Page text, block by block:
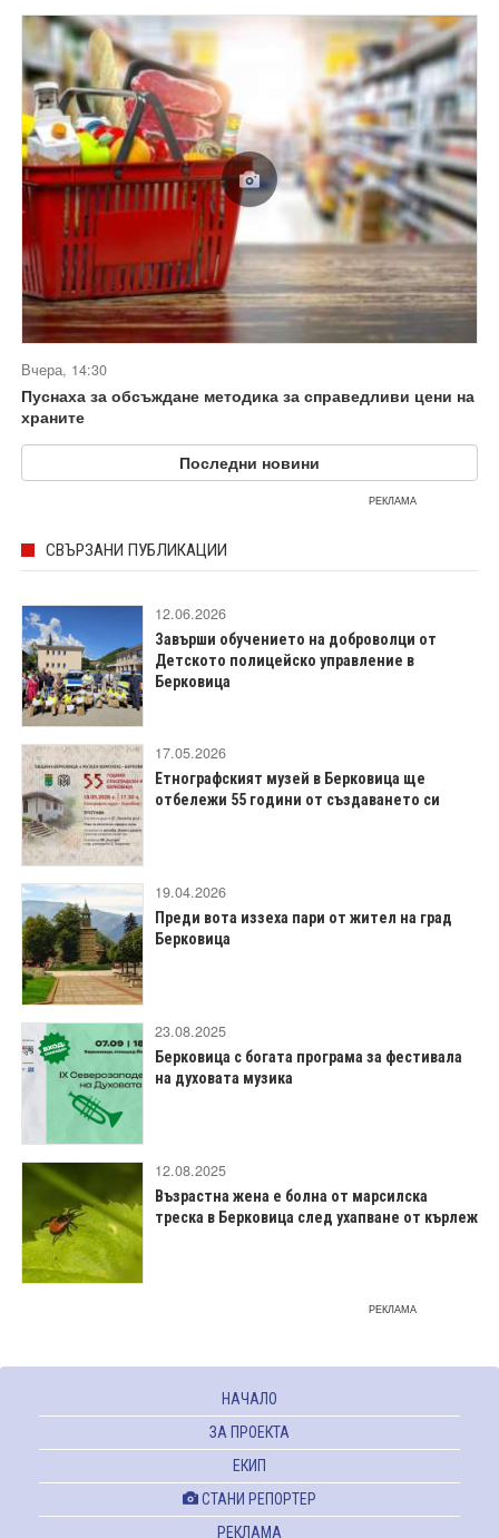
Вчера, 14:30
Пуснаха за обсъждане методика за справедливи цени на
храните
Последни новини
РЕКЛАМА
СВЪРЗАНИ ПУБЛИКАЦИИ
12.06.2026
Завърши обучението на доброволци от
Детското полицейско управление в
Берковица
17.05.2026
Етнографският музей в Берковица ще
отбележи 55 години от създаването си
19.04.2026
Преди вота иззеха пари от жител на град
Берковица
23.08.2025
Берковица с богата програма за фестивала
на духовата музика
12.08.2025
Възрастна жена е болна от марсилска
треска в Берковица след ухапване от кърлеж
РЕКЛАМА
НАЧАЛО
ЗА ПРОЕКТА
ЕКИП
СТАНИ РЕПОРТЕР
РЕКЛАМА